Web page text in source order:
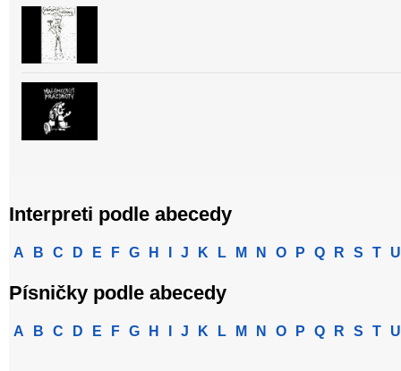
Interpreti podle abecedy
A B C D E F G H J K L M N O P Q R S T U
Písničky podle abecedy
A B C D E F G H J K L M N O P Q R S T U